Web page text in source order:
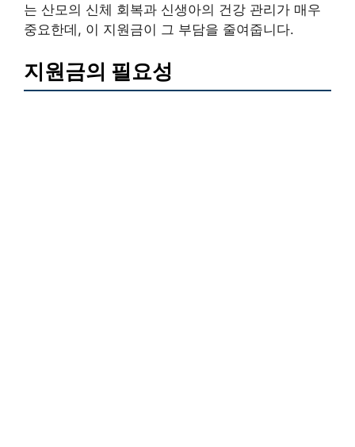
는 산모의 신체 회복과 신생아의 건강 관리가 매우
중요한데, 이 지원금이 그 부담을 줄여줍니다.
지원금의 필요성